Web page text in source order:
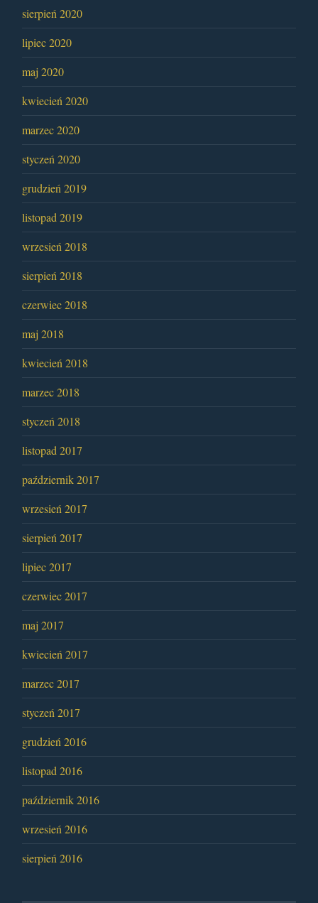
sierpień 2020
lipiec 2020
maj 2020
kwiecień 2020
marzec 2020
styczeń 2020
grudzień 2019
listopad 2019
wrzesień 2018
sierpień 2018
czerwiec 2018
maj 2018
kwiecień 2018
marzec 2018
styczeń 2018
listopad 2017
październik 2017
wrzesień 2017
sierpień 2017
lipiec 2017
czerwiec 2017
maj 2017
kwiecień 2017
marzec 2017
styczeń 2017
grudzień 2016
listopad 2016
październik 2016
wrzesień 2016
sierpień 2016